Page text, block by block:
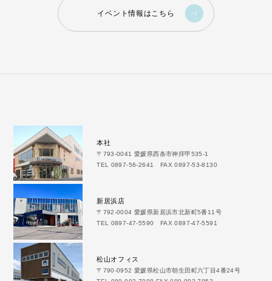
イベント情報はこちら
本社
〒793-0041 愛媛県西条市神拝甲535-1
TEL 0897-56-2641 FAX 0897-53-8130
新居浜店
〒792-0004 愛媛県新居浜市北新町5番11号
TEL 0897-47-5590 FAX 0897-47-5591
松山オフィス
〒790-0952 愛媛県松山市朝生田町六丁目4番24号